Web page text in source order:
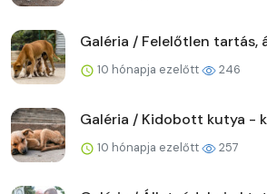
Galéria / Felelőtlen tartás,
10 hónapja ezelőtt 246
Galéria / Kidobott kutya -
10 hónapja ezelőtt 257